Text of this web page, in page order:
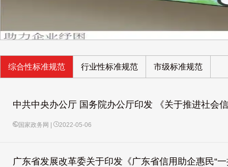
综合性标准规范 行业性标准规范 市级标准规范
国家政务网 | 2022-05-06
广东省发展改革委关于印发《广东省信用助企惠民“